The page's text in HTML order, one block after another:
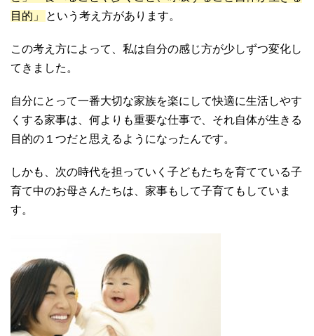
目的」
という考え方があります。
この考え方によって、私は自分の感じ方が少しずつ変化し
てきました。
自分にとって一番大切な家族を楽にして快適に生活しやす
くする家事は、何よりも重要な仕事で、それ自体が生きる
目的の１つだと思えるようになったんです。
しかも、次の時代を担っていく子どもたちを育てている子
育て中のお母さんたちは、家事もして子育てもしていま
す。